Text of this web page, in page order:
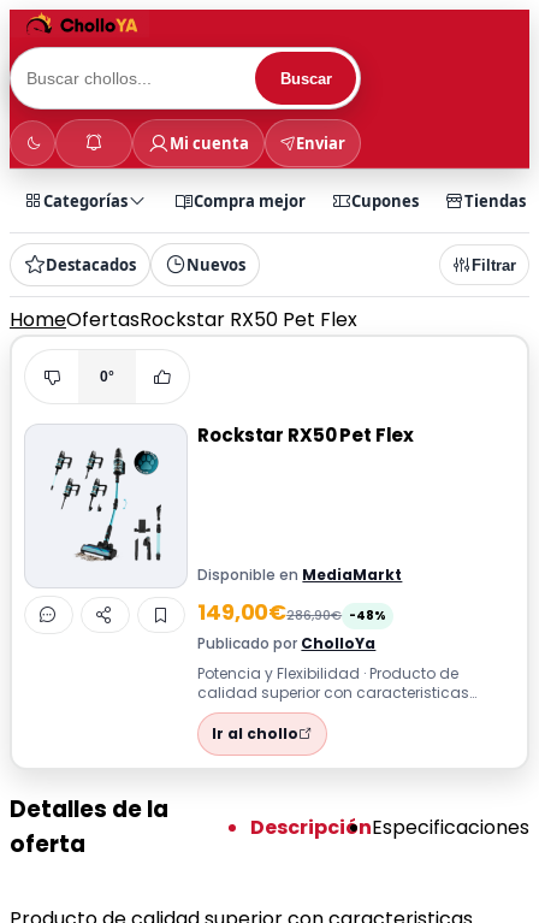
Buscar
Mi cuenta Enviar
Categorías Compra mejor Cupones Tiendas
Destacados Nuevos Filtrar
HomeOfertasRockstar RX50 Pet Flex
0°
Rockstar RX50 Pet Flex
Disponible en MediaMarkt
149,00€286,90€ -48%
Publicado por CholloYa
Potencia y Flexibilidad · Producto de
calidad superior con caracteristicas
premium diseno cuidado y excelente
relacio...
Ir al chollo
Detalles de la
oferta
DescripciónEspecificaciones